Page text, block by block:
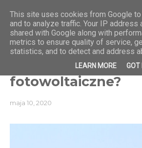
Jak ubezpieczyć
fotowoltaiczne?
maja 10, 2020
This site uses cookies from Google
and to analyze traffic. Your IP address
shared with Google along with
metrics to ensure quality of service,
statistics, and to detect and address
LEARN MORE GOT